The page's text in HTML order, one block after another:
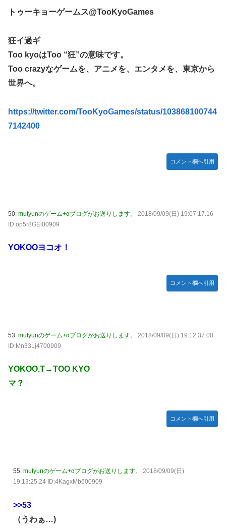
トゥーキョーゲームス@TooKyoGames
狂イ過ギ
Too kyoはToo “狂”の意味です。
Too crazyなゲームを、アニメを、エンタメを、東京から
世界へ。
https://twitter.com/TooKyoGames/status/103868100744
7142400
コメント欄へ引用
50: mutyunのゲーム+αブログがお送りします。
2018/09/09(日) 19:07:17.16
ID:op5r8GEi00909
YOKOOヨコオ！
コメント欄へ引用
53: mutyunのゲーム+αブログがお送りします。
2018/09/09(日) 19:12:37.00
ID:Mn33Lj4700909
YOKOO.T→TOO KYO
マ？
コメント欄へ引用
55: mutyunのゲーム+αブログがお送りします。
2018/09/09(日)
19:13:25.24 ID:4KagxMb600909
>>53
（うわぁ…)